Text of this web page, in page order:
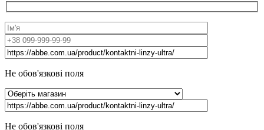
Не обов'язкові поля
Не обов'язкові поля